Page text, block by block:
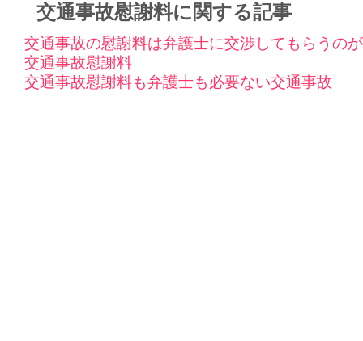
交通事故慰謝料に関する記事
交通事故の慰謝料は弁護士に交渉してもらうの
交通事故慰謝料
交通事故慰謝料も弁護士も必要ない交通事故